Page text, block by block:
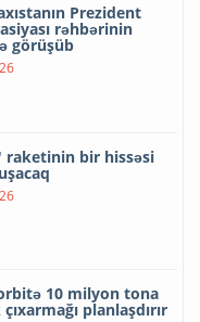
Prezident
rəhbərinin
görüşüb
raketinin bir hissəsi
orbitə 10 milyon tona
planlaşdırır